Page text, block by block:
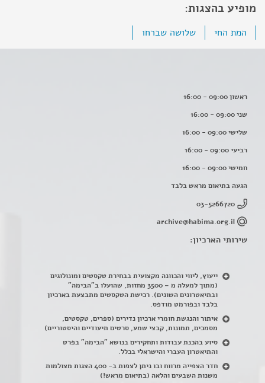
מופיע בהצגות:
המת החי שלושה שברחו
ראשון 09:00 - 16:00
שני 09:00 - 16:00
שלישי 09:00 - 16:00
רביעי 09:00 - 16:00
חמישי 09:00 - 16:00
הגעה בתיאום מראש בלבד
03-5266720
archive@habima.org.il
שירותי הארכיון:
ייעוץ, ליווי והכוונה מקצועית בבחירת טקסטים ומונולוגים
(מתוך למעלה מ – 3500 מחזות, שהועלו ב"הבימה"
ובתיאטרונים השונים). רכישת הטקסטים מתבצעת בארכיון
בלבד ובפורמט מודפס.
איתור והנגשת חומרי ארכיון נדירים (ספרים, טקסטים,
מסמכים, תמונות, קבצי שמע, סרטים תיעודיים והיסטוריים)
סיוע בהכנת עבודות ותחקירים בנושא "הבימה" בפרט
והתיאטרון העברי והישראלי בכלל.
חדר הצפייה מרווח ובו ניתן לצפות ב- 400 הצגות מצולמות
משנות השבעים והלאה (בתיאום מראש!)